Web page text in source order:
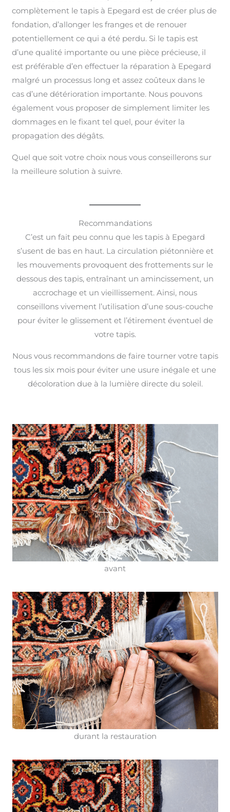
complètement le tapis à Epegard est de créer plus de
fondation, d’allonger les franges et de renouer
potentiellement ce qui a été perdu. Si le tapis est
d’une qualité importante ou une pièce précieuse, il
est préférable d’en effectuer la réparation à Epegard
malgré un processus long et assez coûteux dans le
cas d’une détérioration importante. Nous pouvons
également vous proposer de simplement limiter les
dommages en le fixant tel quel, pour éviter la
propagation des dégâts.
Quel que soit votre choix nous vous conseillerons sur
la meilleure solution à suivre.
Recommandations
C’est un fait peu connu que les tapis à Epegard
s’usent de bas en haut. La circulation piétonnière et
les mouvements provoquent des frottements sur le
dessous des tapis, entraînant un amincissement, un
accrochage et un vieillissement. Ainsi, nous
conseillons vivement l’utilisation d’une sous-couche
pour éviter le glissement et l’étirement éventuel de
votre tapis.
Nous vous recommandons de faire tourner votre tapis
tous les six mois pour éviter une usure inégale et une
décoloration due à la lumière directe du soleil.
avant
durant la restauration